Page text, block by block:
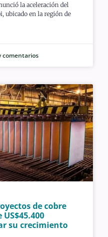
la aceleración del
ubicado en la región de
comentarios
de cobre
su crecimiento